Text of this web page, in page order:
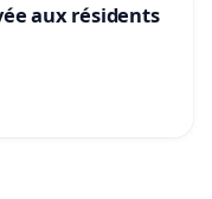
aux résidents